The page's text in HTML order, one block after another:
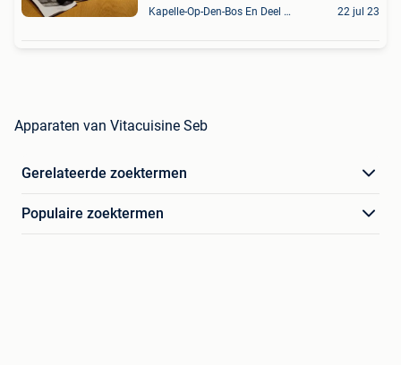
Kapelle-Op-Den-Bos En Deel Van Zemst 22 jul 23
Apparaten van Vitacuisine Seb
Gerelateerde zoektermen
Populaire zoektermen